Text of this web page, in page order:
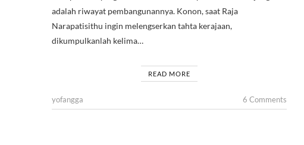
adalah riwayat pembangunannya. Konon, saat Raja
Narapatisithu ingin melengserkan tahta kerajaan,
dikumpulkanlah kelima…
READ MORE
yofangga 6 Comments